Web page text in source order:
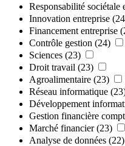
Responsabilité sociétale
Innovation entreprise
Financement entreprise
Contrôle gestion (24)
Sciences (23)
Droit travail (23)
Agroalimentaire (23)
Réseau informatique
Développement
Gestion financière
Marché financier (23)
Analyse de données (22)